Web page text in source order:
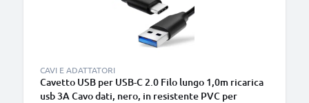
CAVI E ADATTATORI
Cavetto USB per USB-C 2.0 Filo lungo 1,0m ricarica
usb 3A Cavo dati, nero, in resistente PVC per